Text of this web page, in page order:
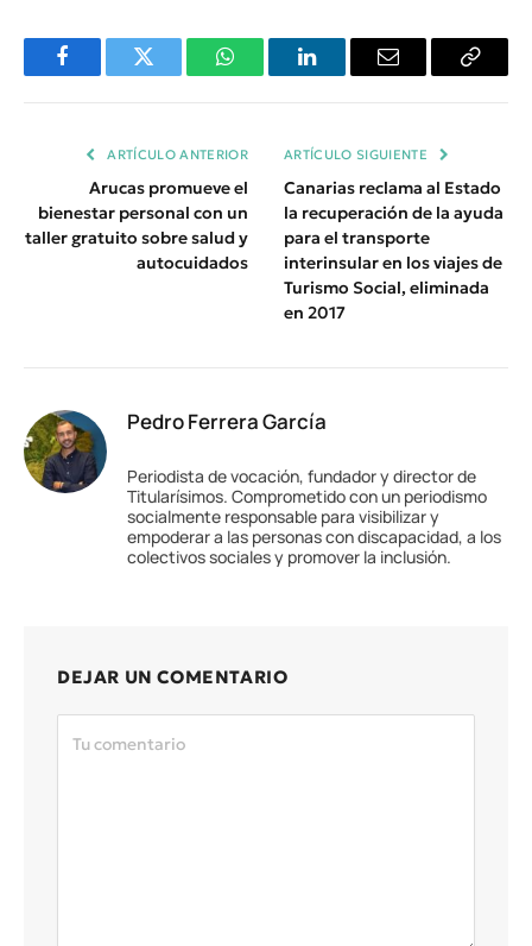
FacebookTwitter WhatsAppLinkedInEmail
Copiar
ARTÍCULO ANTERIOR
Arucas promueve el
bienestar personal con un
taller gratuito sobre salud y
autocuidados
ARTÍCULO SIGUIENTE
Canarias reclama al Estado
la recuperación de la ayuda
para el transporte
interinsular en los viajes de
Turismo Social, eliminada
en 2017
Pedro Ferrera García
Periodista de vocación, fundador y director de
Titularísimos. Comprometido con un periodismo
socialmente responsable para visibilizar y
empoderar a las personas con discapacidad, a los
colectivos sociales y promover la inclusión.
DEJAR UN COMENTARIO